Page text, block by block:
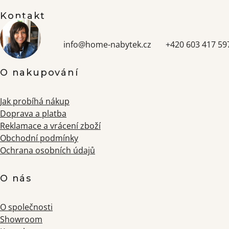
Kontakt
info@home-nabytek.cz +420 603 417
O nakupování
Jak probíhá nákup
Doprava a platba
Reklamace a vrácení zboží
Obchodní podmínky
Ochrana osobních údajů
O nás
O společnosti
Showroom